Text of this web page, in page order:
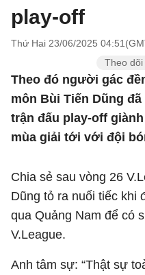
play-off
Thứ Hai 23/06/2025
Theo
Theo đó người gác
môn Bùi Tiến Dũng
trận đấu play-off
mùa giải tới với đội
Chia sẻ sau vòng 26
Dũng tỏ ra nuối tiếc khi
qua Quảng Nam để có
V.League.
Anh tâm sự: “Thật sự